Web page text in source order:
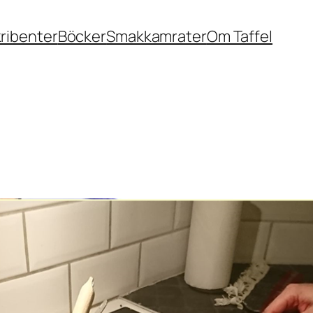
BöckerSmakkamraterOm Taffel